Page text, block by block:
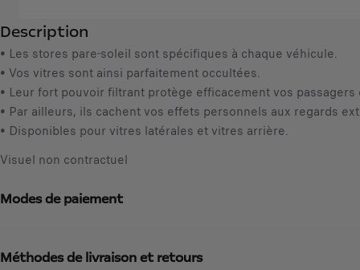
,
3
1
€
T
T
/
n
é
t
y
u
p
d
a
e
t
1
Description
• Les stores pare-soleil sont spécifiques à chaque véhicule.
• Vos vitres sont ainsi parfaitement occultées.
• Leur fort pouvoir filtrant protège efficacement vos
• Par ailleurs, ils cachent vos effets personnels aux regards
• Disponibles pour vitres latérales et vitres arrière.
Visuel non contractuel
Modes de paiement
Méthodes de livraison et retours